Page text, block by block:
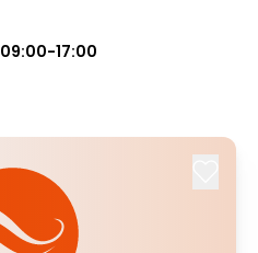
09:00-17:00